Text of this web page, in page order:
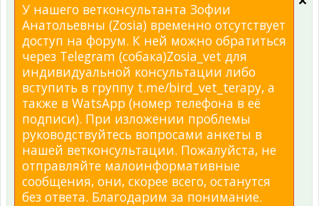
У нашего ветконсультанта Зофии
Анатольевны (Zosia) временно отсутствует
доступ на форум. К ней можно обратиться
через Telegram (собака)Zosia_vet для
индивидуальной консультации либо
вступить в группу t.me/bird_vet_terapy, а
также в WatsApp (номер телефона в её
подписи). При изложении проблемы
руководствуйтесь вопросами анкеты в
нашей ветконсультации. Пожалуйста, не
отправляйте малоинформативные
сообщения, они, скорее всего, останутся
без ответа. Благодарим за понимание.